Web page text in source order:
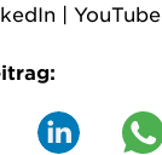
| YouTube